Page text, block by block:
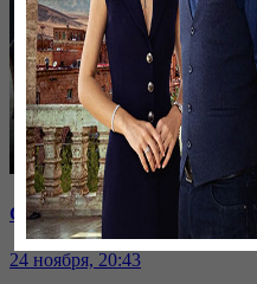
Саммит ОДКБ: под вопросом
24 ноября, 20:43